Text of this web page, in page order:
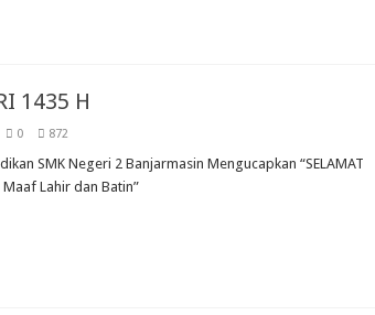
1435 H
0 872
SMK Negeri 2 Banjarmasin Mengucapkan “SELAMAT
Maaf Lahir dan Batin”